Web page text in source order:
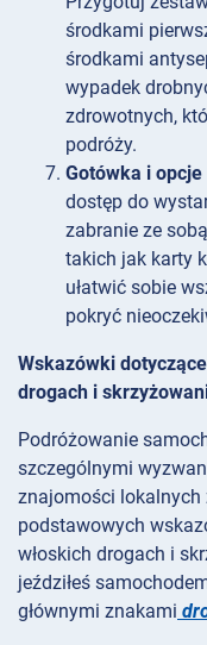
środkami
środkami
wypadek
zdrowotnych,
podróży.
Gotówka i opcje
dostęp do
zabranie ze
takich jak karty
ułatwić sobie
pokryć
Wskazówki
drogach i
Podróżowanie
szczególnymi
znajomości lokalnych
podstawowych
włoskich drogach i
jeździłeś
głównymi znakami